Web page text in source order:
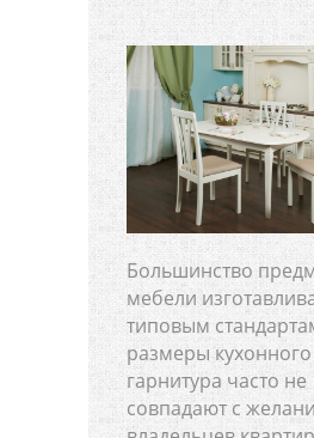
Большинство
мебели
типовым
размеры кухонного
гарнитура часто не
совпадают с